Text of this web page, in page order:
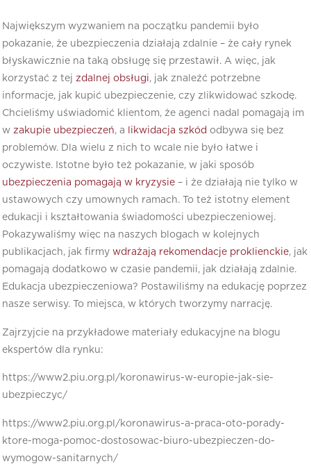
Największym wyzwaniem na początku pandemii było
pokazanie, że ubezpieczenia działają zdalnie – że cały rynek
błyskawicznie na taką obsługę się przestawił. A więc, jak
korzystać z tej zdalnej obsługi, jak znaleźć potrzebne
informacje, jak kupić ubezpieczenie, czy zlikwidować szkodę.
Chcieliśmy uświadomić klientom, że agenci nadal pomagają im
w zakupie ubezpieczeń, a likwidacja szkód odbywa się bez
problemów. Dla wielu z nich to wcale nie było łatwe i
oczywiste. Istotne było też pokazanie, w jaki sposób
ubezpieczenia pomagają w kryzysie – i że działają nie tylko w
ustawowych czy umownych ramach. To też istotny element
edukacji i kształtowania świadomości ubezpieczeniowej.
Pokazywaliśmy więc na naszych blogach w kolejnych
publikacjach, jak firmy wdrażają rekomendacje proklienckie, jak
pomagają dodatkowo w czasie pandemii, jak działają zdalnie.
Edukacja ubezpieczeniowa? Postawiliśmy na edukację poprzez
nasze serwisy. To miejsca, w których tworzymy narrację.
Zajrzyjcie na przykładowe materiały edukacyjne na blogu
ekspertów dla rynku:
https://www2.piu.org.pl/koronawirus-w-europie-jak-sie-
ubezpieczyc/
https://www2.piu.org.pl/koronawirus-a-praca-oto-porady-
ktore-moga-pomoc-dostosowac-biuro-ubezpieczen-do-
wymogow-sanitarnych/